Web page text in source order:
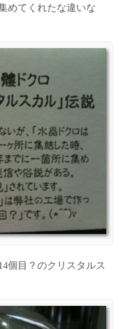
めてくれたな違いな
個目？のクリスタルス